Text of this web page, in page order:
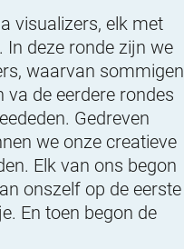
visualizers, elk met
In deze ronde zijn we
waarvan sommigen
va de eerdere rondes
Gedreven
we onze creatieve
Elk van ons begon
onszelf op de eerste
En toen begon de